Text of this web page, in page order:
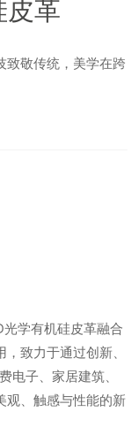
皮革
致敬传统，美学在跨
学有机硅皮革融合
致力于通过创新、
电子、家居建筑、
观、触感与性能的新